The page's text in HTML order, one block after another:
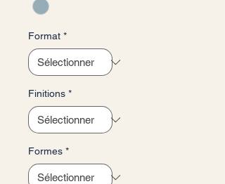
Mètre
carré
Format *
Finitions *
Formes *